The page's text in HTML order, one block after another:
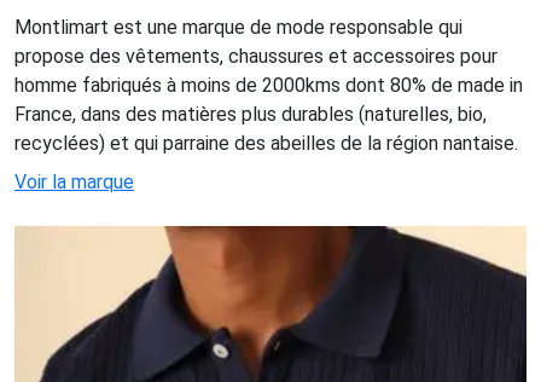
Montlimart est une marque de mode responsable qui
propose des vêtements, chaussures et accessoires pour
homme fabriqués à moins de 2000kms dont 80% de made in
France, dans des matières plus durables (naturelles, bio,
recyclées) et qui parraine des abeilles de la région nantaise.
Voir la marque